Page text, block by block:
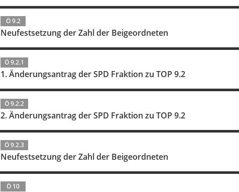
Ö 9.2
Neufestsetzung der Zahl der Beigeordneten
Ö 9.2.1
1. Änderungsantrag der SPD Fraktion zu TOP 9.2
Ö 9.2.2
2. Änderungsantrag der SPD Fraktion zu TOP 9.2
Ö 9.2.3
Neufestsetzung der Zahl der Beigeordneten
Ö 10